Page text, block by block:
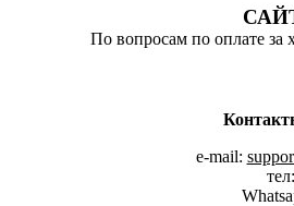
По вопросам по оплате за
e-mail: